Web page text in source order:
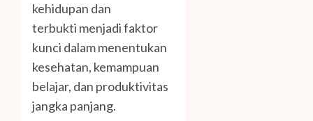
kehidupan dan
terbukti menjadi faktor
kunci dalam menentukan
kesehatan, kemampuan
belajar, dan produktivitas
jangka panjang.